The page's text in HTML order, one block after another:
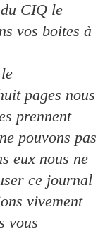
CIQ le
vos boites à
pages nous
prennent
pouvons pas
eux nous ne
ce journal
vivement
vous